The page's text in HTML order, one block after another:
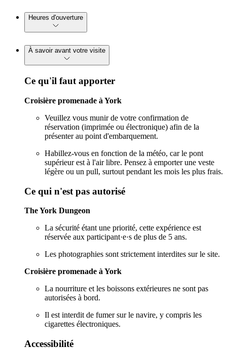
Heures d'ouverture
À savoir avant votre visite
Ce qu'il faut apporter
Croisière promenade à York
Veuillez vous munir de votre confirmation de
réservation (imprimée ou électronique) afin de la
présenter au point d'embarquement.
Habillez-vous en fonction de la météo, car le pont
supérieur est à l'air libre. Pensez à emporter une veste
légère ou un pull, surtout pendant les mois les plus frais.
Ce qui n'est pas autorisé
The York Dungeon
La sécurité étant une priorité, cette expérience est
réservée aux participant·e·s de plus de 5 ans.
Les photographies sont strictement interdites sur le site.
Croisière promenade à York
La nourriture et les boissons extérieures ne sont pas
autorisées à bord.
Il est interdit de fumer sur le navire, y compris les
cigarettes électroniques.
Accessibilité